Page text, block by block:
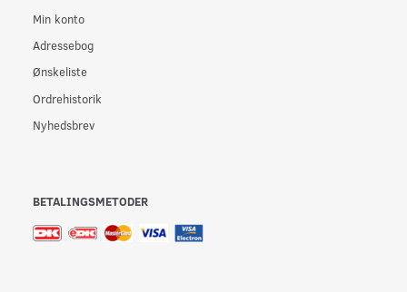
Min konto
Adressebog
Ønskeliste
Ordrehistorik
Nyhedsbrev
BETALINGSMETODER